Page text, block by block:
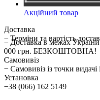
Акційний товар
Доставка
− Терміни та вартість
− Доставка в межах
000 грн. БЕЗКОШТОВНА!
Самовивіз
− Самовивіз із точки
Установка
−38 (066) 162 5149